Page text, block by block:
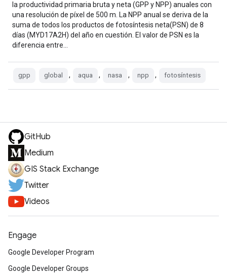
la productividad primaria bruta y neta (GPP y NPP) anuales con
una resolución de píxel de 500 m. La NPP anual se deriva de la
suma de todos los productos de fotosíntesis neta(PSN) de 8
días (MYD17A2H) del año en cuestión. El valor de PSN es la
diferencia entre…
gpp global , aqua , nasa , npp , fotosíntesis
GitHub
Medium
GIS Stack Exchange
Twitter
Videos
Engage
Google Developer Program
Google Developer Groups